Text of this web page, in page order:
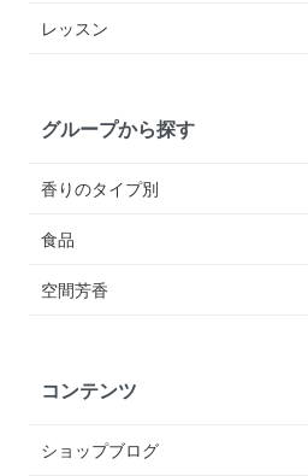
レッスン
グループから探す
香りのタイプ別
食品
空間芳香
コンテンツ
ショップブログ